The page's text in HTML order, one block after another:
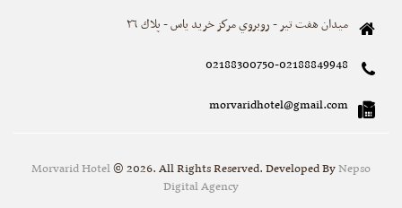
ميدان هفت تير - روبروي مركز خريد ياس - پلاك ٢٦
02188300750-02188849948
morvaridhotel@gmail.com
Morvarid Hotel© 2026. All Rights Reserved. Developed ByNepso
Digital Agency